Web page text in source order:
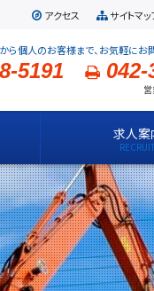
アクセス サイトマッ
ら個人のお客様まで、お気軽にお
5191 042-
求人案